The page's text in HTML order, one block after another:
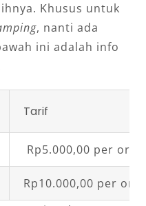
Khusus untuk
, nanti ada
ini adalah info
Tarif
Rp5.000,00 per
Rp10.000,00 per